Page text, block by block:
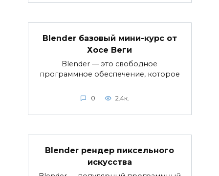
Blender базовый мини-курс от
Хосе Веги
Blender — это свободное
программное обеспечение, которое
0 2.4к.
Blender рендер пиксельного
искусства